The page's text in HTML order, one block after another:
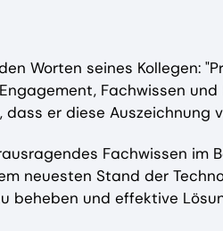
Worten seines Kollegen:
Fachwissen
er diese Auszeichnung
Fachwissen im
neuesten Stand der
beheben und effektive